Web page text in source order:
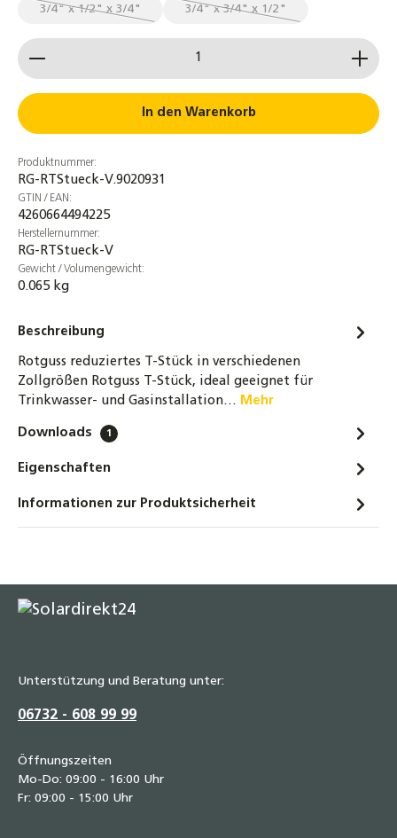
3/4" x 1/2" x 3/4"
(Diese Option ist zurzeit nicht verfügbar.)
3/4" x 3/4" x 1/2"
(Diese Option ist zurzeit nicht
Produkt Anzahl: Gib den gewünschten Wert ein
In den Warenkorb
Produktnummer:
RG-RTStueck-V.9020931
GTIN / EAN:
4260664494225
Herstellernummer:
RG-RTStueck-V
Gewicht / Volumengewicht:
0.065 kg
Beschreibung
Rotguss reduziertes T-Stück in verschiedenen
Zollgrößen Rotguss T-Stück, ideal geeignet für
Trinkwasser- und Gasinstallation… Mehr
Downloads 1
Eigenschaften
Informationen zur Produktsicherheit
Unterstützung und Beratung unter:
06732 - 608 99 99
Öffnungszeiten
Mo-Do: 09:00 - 16:00 Uhr
Fr: 09:00 - 15:00 Uhr